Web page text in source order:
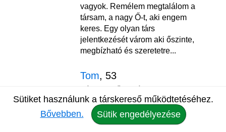
vagyok. Remélem megtalálom a
társam, a nagy Ő-t, aki engem
keres. Egy olyan társ
jelentkezését várom aki őszinte,
megbízható és szeretetre...
Tom, 53
nézd meg az adatlapját
Sütiket használunk a társkereső működtetéséhez.
Bővebben.
Sütik engedélyezése